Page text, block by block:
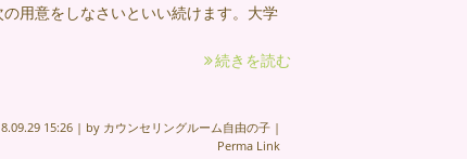
用意をしなさいといい続けます。大学
続きを読む
15:26 | by カウンセリングルーム自由の子 |
Perma Link